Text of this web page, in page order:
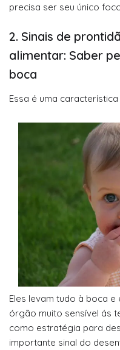
precisa ser seu único
2. Sinais de
alimentar: Saber
boca
Essa é uma
Eles levam tudo à boca
órgão muito sensível ás
como estratégia para
importante sinal do